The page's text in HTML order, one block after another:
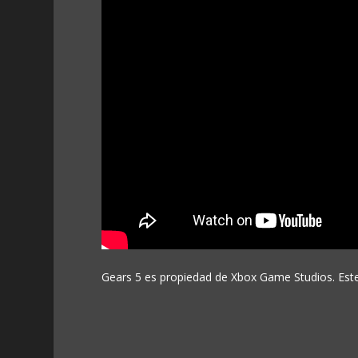
Gears 5 es propiedad de Xbox Game Studios.